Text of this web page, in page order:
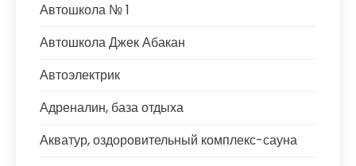
Автошкола № 1
Автошкола Джек Абакан
Автоэлектрик
Адреналин, база отдыха
Акватур, оздоровительный комплекс-сауна